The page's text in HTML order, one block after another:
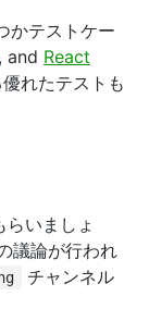
かテストケー
and React
れたテストも
いましょ
議論が行われ
チャンネル